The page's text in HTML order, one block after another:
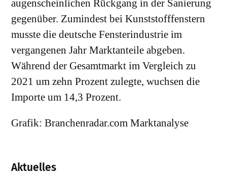
augenscheinlichen Rückgang in der Sanierung
gegenüber. Zumindest bei Kunststofffenstern
musste die deutsche Fensterindustrie im
vergangenen Jahr Marktanteile abgeben.
Während der Gesamtmarkt im Vergleich zu
2021 um zehn Prozent zulegte, wuchsen die
Importe um 14,3 Prozent.
Grafik: Branchenradar.com Marktanalyse
Aktuelles